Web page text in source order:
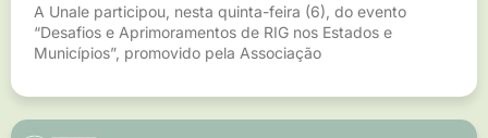
A Unale participou, nesta quinta-feira (6), do evento
“Desafios e Aprimoramentos de RIG nos Estados e
Municípios”, promovido pela Associação